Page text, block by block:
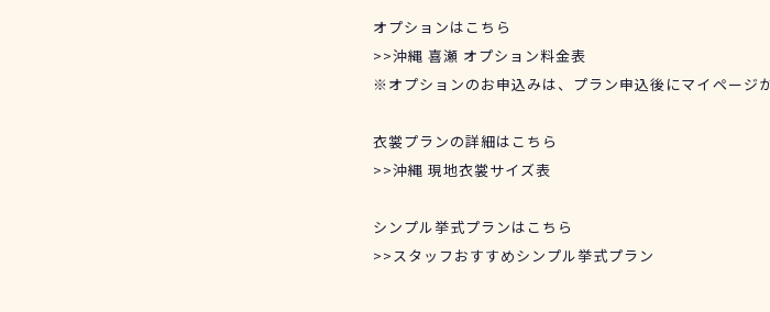
オプションはこちら
>>沖縄 喜瀬 オプション料金表
※オプションのお申込みは、プラン申込後にマイページ
衣裳プランの詳細はこちら
>>沖縄 現地衣裳サイズ表
シンプル挙式プランはこちら
>>スタッフおすすめシンプル挙式プラン